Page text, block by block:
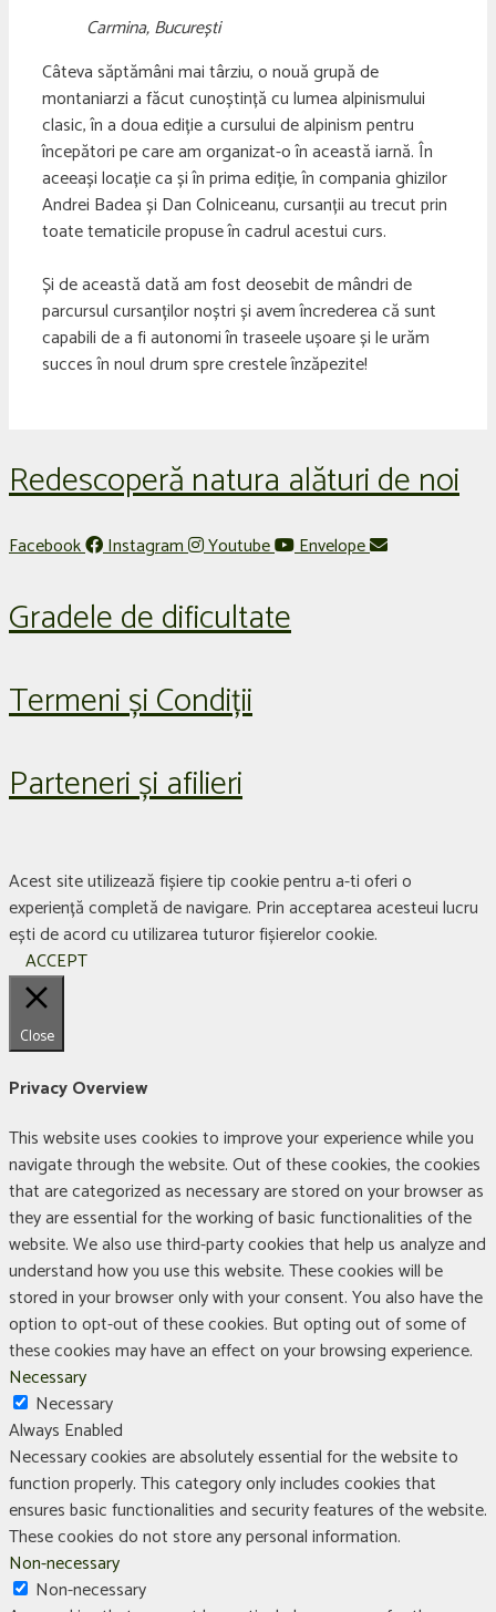
Carmina, București
Câteva săptămâni mai târziu, o nouă grupă de
montaniarzi a făcut cunoștință cu lumea alpinismului
clasic, în a doua ediție a cursului de alpinism pentru
începători pe care am organizat-o în această iarnă. În
aceeași locație ca și în prima ediție, în compania ghizilor
Andrei Badea și Dan Colniceanu, cursanții au trecut prin
toate tematicile propuse în cadrul acestui curs.
Și de această dată am fost deosebit de mândri de
parcursul cursanților noștri și avem încrederea că sunt
capabili de a fi autonomi în traseele ușoare și le urăm
succes în noul drum spre crestele înzăpezite!
Redescoperă natura alături de noi
Facebook Instagram Youtube Envelope
Gradele de dificultate
Termeni și Condiții
Parteneri și afilieri
Acest site utilizează fișiere tip cookie pentru a-ti oferi o
experiență completă de navigare. Prin acceptarea acesteui lucru
ești de acord cu utilizarea tuturor fișierelor cookie.
ACCEPT
Close
Privacy Overview
This website uses cookies to improve your experience while you
navigate through the website. Out of these cookies, the cookies
that are categorized as necessary are stored on your browser as
they are essential for the working of basic functionalities of the
website. We also use third-party cookies that help us analyze and
understand how you use this website. These cookies will be
stored in your browser only with your consent. You also have the
option to opt-out of these cookies. But opting out of some of
these cookies may have an effect on your browsing experience.
Necessary
Necessary
Always Enabled
Necessary cookies are absolutely essential for the website to
function properly. This category only includes cookies that
ensures basic functionalities and security features of the website.
These cookies do not store any personal information.
Non-necessary
Non-necessary